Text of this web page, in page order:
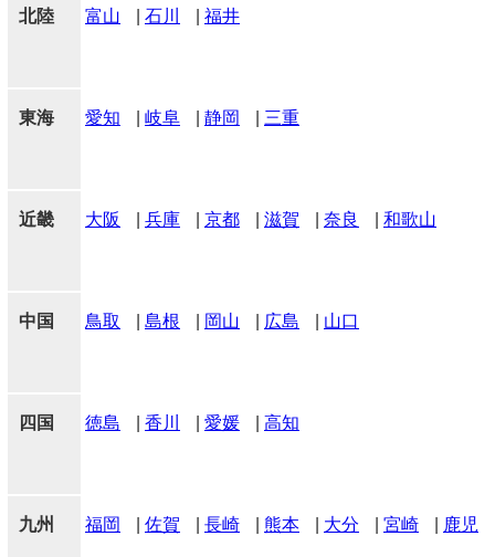
北陸 富山 石川 福井
東海 愛知 岐阜 静岡 三重
近畿 大阪 兵庫 京都 滋賀 奈良 和歌山
中国 鳥取 島根 岡山 広島 山口
四国 徳島 香川 愛媛 高知
九州 福岡 佐賀 長崎 熊本 大分 宮崎 鹿児